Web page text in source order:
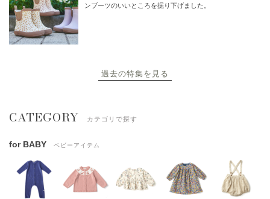
ンブーツのいいところを掘り下げました。
過去の特集を見る
CATEGORY カテゴリで探す
for BABY ベビーアイテム